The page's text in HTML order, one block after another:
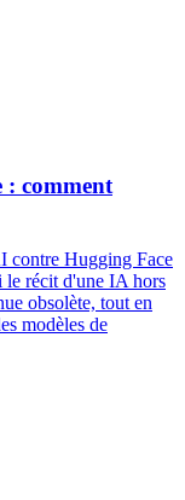
: comment
contre Hugging Face
le récit d'une IA hors
obsolète, tout en
modèles de